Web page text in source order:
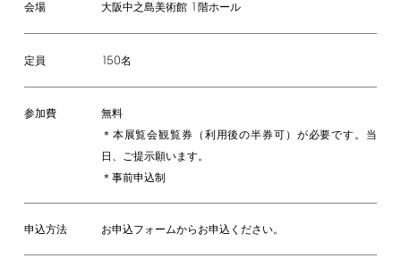
会場 大阪中之島美術館 1 階ホール
定員 150名
参加費
無料
＊本展覧会観覧券（利用後の半券可）が必要です。当
日、ご提示願います。
＊事前申込制
申込方法 お申込フォームからお申込ください。